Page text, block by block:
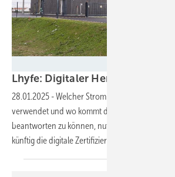
Lhyfe: Digitaler
28.01.2025 -Welcher Strom wird für die
verwendet und wo kommt dieser her? Um diese
beantworten zu können, nutzt der französische
künftig die digitale Zertifizierungsplattform